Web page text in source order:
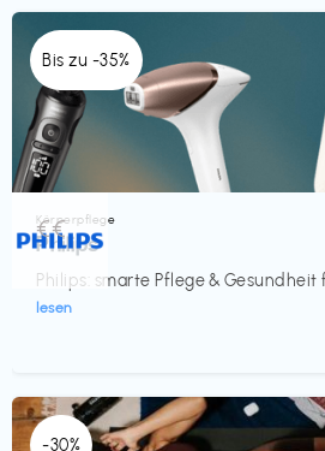
Bis zu -35%
Körperpflege
Philips
Philips: smarte Pflege & Gesundheit
lesen
€€‎
-30%